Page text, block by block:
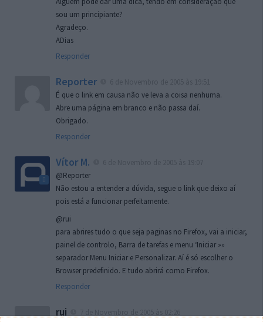
sou um principiante?
Agradeço.
ADias
Responder
Reporter
É que o link em causa não ve leva a coisa nenhuma.
Abre uma página em branco e não passa daí.
Obrigado.
Responder
Vítor M.
@Reporter
Não estou a entender a dúvida, segue o link que deixo aí
pois está a funcionar perfeitamente.
@rui
para abrires tudo o que seja paginas no Firefox, vai a iniciar,
painel de controlo, Barra de tarefas e menu ‘Iniciar »»
separador Menu Iniciar e Personalizar. Aí é só escolher o
Browser predefinido. E tudo abrirá como Firefox.
Responder
rui